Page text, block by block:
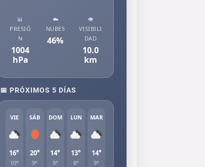
📊
PRESIÓ
N
1004
hPa
☁️
NUBES
46%
👁️
VISIBILI
DAD
10.0
km
📅 PRÓXIMOS 5 DÍAS
VIE
16°
10°
SÁB
20°
9°
DOM
14°
9°
LUN
13°
8°
MAR
14°
9°